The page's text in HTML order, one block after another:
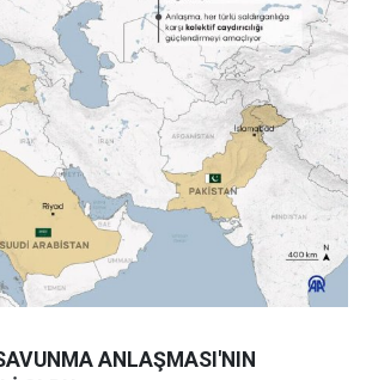
ANLAŞMASI'NIN